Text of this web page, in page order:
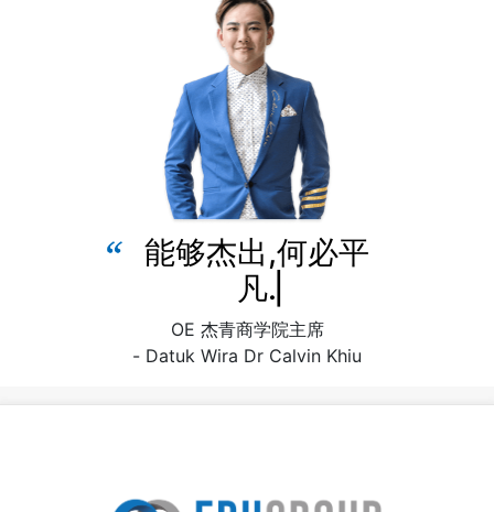
能够杰出,何必平
凡.
OE 杰青商学院主席
- Datuk Wira Dr Calvin Khiu